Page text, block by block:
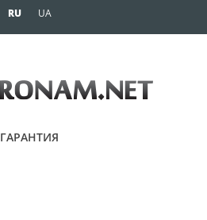
RU UA
ГАРАНТИЯ